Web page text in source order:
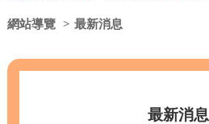
網站導覽 > 最新消息
最新消息